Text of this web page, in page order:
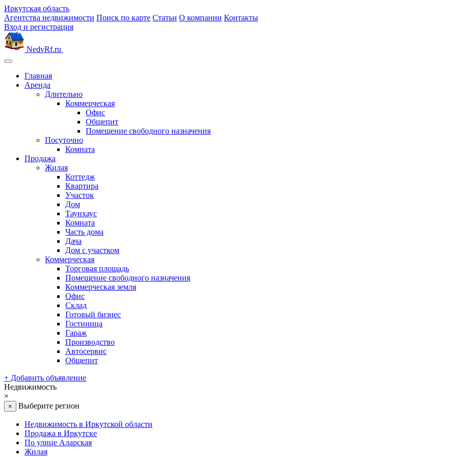
Иркутская область
Агентства недвижимости Поиск по карте Статьи О компании Контакты
Вход и регистрация
NedvRf.ru
Главная
Аренда
Длительно
Коммерческая
Офис
Общепит
Помещение свободного назначения
Посуточно
Комната
Продажа
Жилая
Коттедж
Квартира
Участок
Дом
Таунхаус
Комната
Часть дома
Дача
Дом с участком
Коммерческая
Торговая площадь
Помещение свободного назначения
Коммерческая земля
Офис
Склад
Готовый бизнес
Гостиница
Гараж
Производство
Автосервис
Общепит
+ Добавить объявление
Недвижимость
×
× Выберите регион
Недвижимость в Иркутской области
Продажа в Иркутске
По улице Аларская
Жилая